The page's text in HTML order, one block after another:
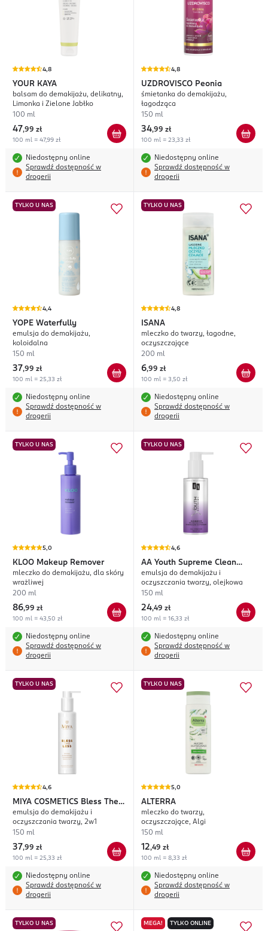
4,8
YOUR KAYA
balsam do demakijażu, delikatny,
Limonka i Zielone Jabłko
100 ml
47,99 zł
100 ml = 47,99 zł
Niedostępny online
Sprawdź dostępność w
drogerii
4,8
UZDROVISCO Peonia
śmietanka do demakijażu,
łagodząca
150 ml
34,99 zł
100 ml = 23,33 zł
Niedostępny online
Sprawdź dostępność w
drogerii
TYLKO U NAS
4,4
YOPE Waterfully
emulsja do demakijażu,
koloidalna
150 ml
37,99 zł
100 ml = 25,33 zł
Niedostępny online
Sprawdź dostępność w
drogerii
TYLKO U NAS
4,8
ISANA
mleczko do twarzy, łagodne,
oczyszczające
200 ml
6,99 zł
100 ml = 3,50 zł
Niedostępny online
Sprawdź dostępność w
drogerii
TYLKO U NAS
5,0
KLOO Makeup Remover
mleczko do demakijażu, dla skóry
wrażliwej
200 ml
86,99 zł
100 ml = 43,50 zł
Niedostępny online
Sprawdź dostępność w
drogerii
TYLKO U NAS
4,6
AA Youth Supreme Clean
Reset
emulsja do demakijażu i
oczyszczania twarzy, olejkowa
150 ml
24,49 zł
100 ml = 16,33 zł
Niedostępny online
Sprawdź dostępność w
drogerii
TYLKO U NAS
4,6
MIYA COSMETICS Bless The
Less
emulsja do demakijażu i
oczyszczania twarzy, 2w1
150 ml
37,99 zł
100 ml = 25,33 zł
Niedostępny online
Sprawdź dostępność w
drogerii
TYLKO U NAS
5,0
ALTERRA
mleczko do twarzy,
oczyszczające, Algi
150 ml
12,49 zł
100 ml = 8,33 zł
Niedostępny online
Sprawdź dostępność w
drogerii
TYLKO U NAS MEGA! TYLKO ONLINE